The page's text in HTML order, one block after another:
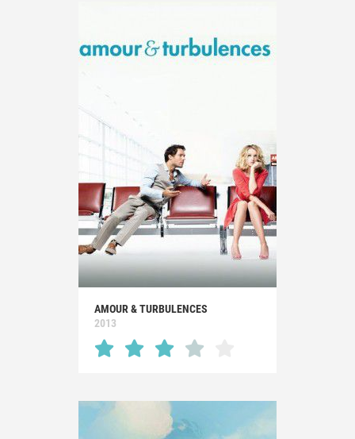
AMOUR & TURBULENCES
2013